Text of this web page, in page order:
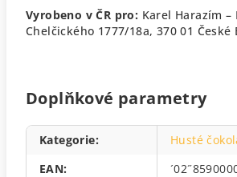
Vyrobeno v ČR pro: Karel Harazím –
Chelčického 1777/18a, 370 01 České
Doplňkové parametry
Kategorie:
Husté
EAN: